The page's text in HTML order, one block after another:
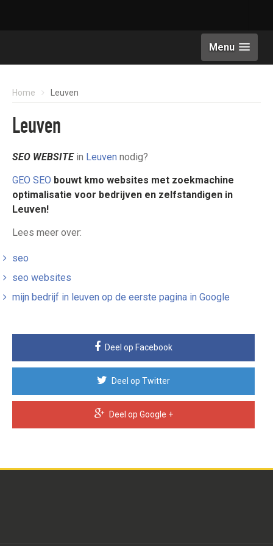
Menu
Home Leuven
Leuven
SEO WEBSITEin Leuven nodig?
GEO SEO bouwt kmo websites met zoekmachine
optimalisatie voor bedrijven en zelfstandigen in
Leuven!
Lees meer over:
seo
seo websites
mijn bedrijf in leuven op de eerste pagina in Google
Deel op Facebook
Deel op Twitter
Deel op Google +